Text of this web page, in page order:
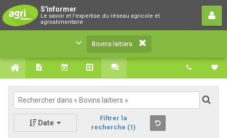
S'informer
Le savoir et l'expertise du réseau agricole et
agroalimentaire
Bovins laitiers
Le savoir et l'expertise du réseau agricole et
agroalimentaire
Bovins laitiers
Date
Filtrer la
recherche (1)